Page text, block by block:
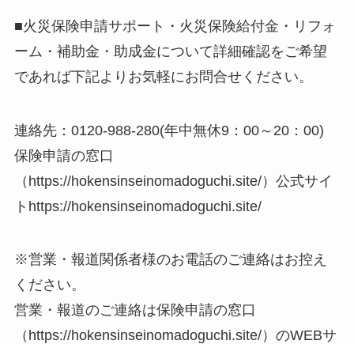
■火災保険申請サポート・火災保険給付金・リフォ
ーム・補助金・助成金について詳細確認をご希望
であれば下記よりお気軽にお問合せください。
連絡先：0120-988-280(年中無休9：00～20：00)
保険申請の窓口
（https://hokensinseinomadoguchi.site/）公式サイ
トhttps://hokensinseinomadoguchi.site/
※営業・報道関係者様のお電話のご連絡はお控え
ください。
営業・報道のご連絡は保険申請の窓口
（https://hokensinseinomadoguchi.site/）のWEBサ